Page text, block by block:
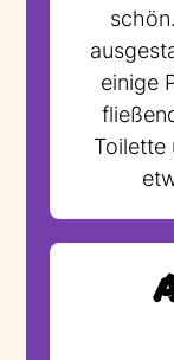
einige
Toilette